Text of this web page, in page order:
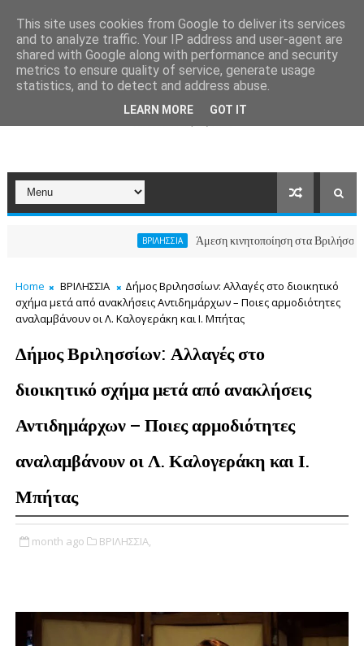
ΒΡΙΛΗΣΣΙΑ Άμεση κινητοποίηση στα Βριλήσσια, ο
Home ΒΡΙΛΗΣΣΙΑ
Δήμος Βριλησσίων: Αλλαγές στο διοικητικό
σχήμα μετά από ανακλήσεις Αντιδημάρχων – Ποιες αρμοδιότητες
αναλαμβάνουν οι Λ. Καλογεράκη και Ι. Μπήτας
Δήμος Βριλησσίων: Αλλαγές στο
διοικητικό σχήμα μετά από ανακλήσεις
Αντιδημάρχων – Ποιες αρμοδιότητες
αναλαμβάνουν οι Λ. Καλογεράκη και Ι.
Μπήτας
month ago ΒΡΙΛΗΣΣΙΑ,
This site uses cookies from Google to deliver its services
and to analyze traffic. Your IP address and user-agent are
shared with Google along with performance and security
metrics to ensure quality of service, generate usage
statistics, and to detect and address abuse.
LEARN MORE GOT IT